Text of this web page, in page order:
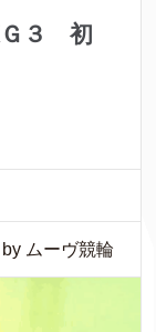
Ｇ３ 初
by ムーヴ競輪